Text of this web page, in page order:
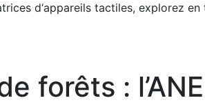
d‘appareils tactiles, explorez
forêts :